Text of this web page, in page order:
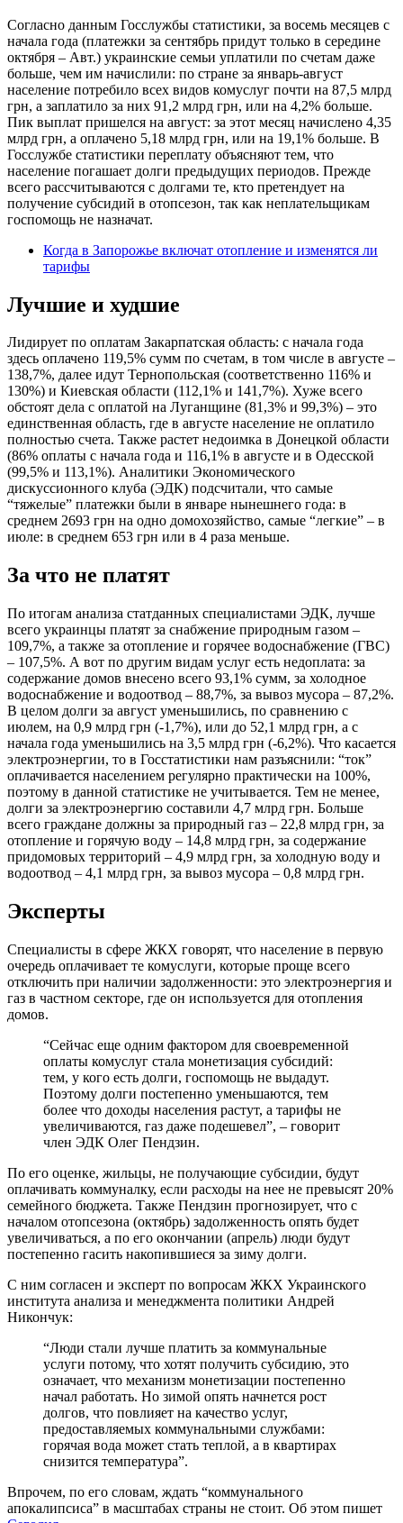
Согласно данным Госслужбы статистики, за восемь месяцев с
начала года (платежки за сентябрь придут только в середине
октября – Авт.) украинские семьи уплатили по счетам даже
больше, чем им начислили: по стране за январь-август
население потребило всех видов комуслуг почти на 87,5 млрд
грн, а заплатило за них 91,2 млрд грн, или на 4,2% больше.
Пик выплат пришелся на август: за этот месяц начислено 4,35
млрд грн, а оплачено 5,18 млрд грн, или на 19,1% больше. В
Госслужбе статистики переплату объясняют тем, что
население погашает долги предыдущих периодов. Прежде
всего рассчитываются с долгами те, кто претендует на
получение субсидий в отопсезон, так как неплательщикам
госпомощь не назначат.
Когда в Запорожье включат отопление и изменятся ли
тарифы
Лучшие и худшие
Лидирует по оплатам Закарпатская область: с начала года
здесь оплачено 119,5% сумм по счетам, в том числе в августе –
138,7%, далее идут Тернопольская (соответственно 116% и
130%) и Киевская области (112,1% и 141,7%). Хуже всего
обстоят дела с оплатой на Луганщине (81,3% и 99,3%) – это
единственная область, где в августе население не оплатило
полностью счета. Также растет недоимка в Донецкой области
(86% оплаты с начала года и 116,1% в августе и в Одесской
(99,5% и 113,1%). Аналитики Экономического
дискуссионного клуба (ЭДК) подсчитали, что самые
“тяжелые” платежки были в январе нынешнего года: в
среднем 2693 грн на одно домохозяйство, самые “легкие” – в
июле: в среднем 653 грн или в 4 раза меньше.
За что не платят
По итогам анализа статданных специалистами ЭДК, лучше
всего украинцы платят за снабжение природным газом –
109,7%, а также за отопление и горячее водоснабжение (ГВС)
– 107,5%. А вот по другим видам услуг есть недоплата: за
содержание домов внесено всего 93,1% сумм, за холодное
водоснабжение и водоотвод – 88,7%, за вывоз мусора – 87,2%.
В целом долги за август уменьшились, по сравнению с
июлем, на 0,9 млрд грн (-1,7%), или до 52,1 млрд грн, а с
начала года уменьшились на 3,5 млрд грн (-6,2%). Что касается
электроэнергии, то в Госстатистики нам разъяснили: “ток”
оплачивается населением регулярно практически на 100%,
поэтому в данной статистике не учитывается. Тем не менее,
долги за электроэнергию составили 4,7 млрд грн. Больше
всего граждане должны за природный газ – 22,8 млрд грн, за
отопление и горячую воду – 14,8 млрд грн, за содержание
придомовых территорий – 4,9 млрд грн, за холодную воду и
водоотвод – 4,1 млрд грн, за вывоз мусора – 0,8 млрд грн.
Эксперты
Специалисты в сфере ЖКХ говорят, что население в первую
очередь оплачивает те комуслуги, которые проще всего
отключить при наличии задолженности: это электроэнергия и
газ в частном секторе, где он используется для отопления
домов.
“Сейчас еще одним фактором для своевременной
оплаты комуслуг стала монетизация субсидий:
тем, у кого есть долги, госпомощь не выдадут.
Поэтому долги постепенно уменьшаются, тем
более что доходы населения растут, а тарифы не
увеличиваются, газ даже подешевел”, – говорит
член ЭДК Олег Пендзин.
По его оценке, жильцы, не получающие субсидии, будут
оплачивать коммуналку, если расходы на нее не превысят 20%
семейного бюджета. Также Пендзин прогнозирует, что с
началом отопсезона (октябрь) задолженность опять будет
увеличиваться, а по его окончании (апрель) люди будут
постепенно гасить накопившиеся за зиму долги.
С ним согласен и эксперт по вопросам ЖКХ Украинского
института анализа и менеджмента политики Андрей
Никончук:
“Люди стали лучше платить за коммунальные
услуги потому, что хотят получить субсидию, это
означает, что механизм монетизации постепенно
начал работать. Но зимой опять начнется рост
долгов, что повлияет на качество услуг,
предоставляемых коммунальными службами:
горячая вода может стать теплой, а в квартирах
снизится температура”.
Впрочем, по его словам, ждать “коммунального
апокалипсиса” в масштабах страны не стоит. Об этом пишет